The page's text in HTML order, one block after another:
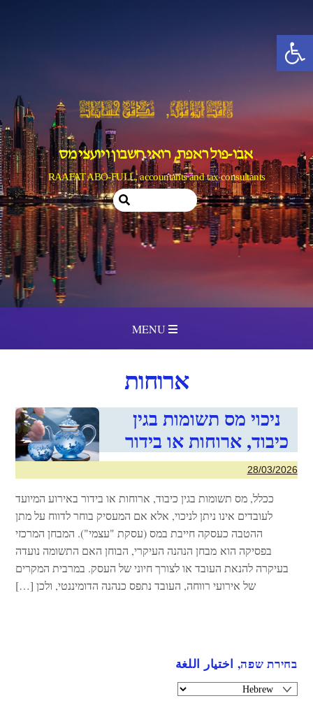
פתח סרגל נגישות
content
MENU
אבו-פול ראפת, רואי חשבון ויועצי מס
RAAFAT ABO-FULL, accountants and tax consultants
ארוחות
ניכוי מס תשומות בגין
כיבוד, ארוחות או בידור
28/03/2026
ככלל, מס תשומות בגין כיבוד, ארוחות או בידור באירוע המיועד
לעובדים אינו ניתן לניכוי, אלא אם המעסיק בוחר לדווח על מתן
ההטבה כעסקה חייבת במס (עסקת "עצמי"). המבחן המרכזי
בפסיקה הוא מבחן הנהנה העיקרי, הבוחן האם התשומה נועדה
בעיקרה להנאת העובד או לצורך חיוני של העסק. במרבית המקרים
של אירועי רווחה, העובד נתפס כנהנה הדומיננטי, ולכן […]
בחירת שפה, اختيار اللغة